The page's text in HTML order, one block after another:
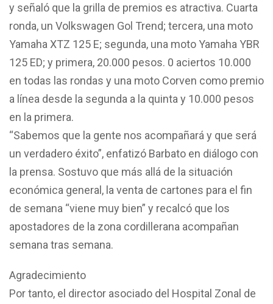
y señaló que la grilla de premios es atractiva. Cuarta
ronda, un Volkswagen Gol Trend; tercera, una moto
Yamaha XTZ 125 E; segunda, una moto Yamaha YBR
125 ED; y primera, 20.000 pesos. 0 aciertos 10.000
en todas las rondas y una moto Corven como premio
a línea desde la segunda a la quinta y 10.000 pesos
en la primera.
“Sabemos que la gente nos acompañará y que será
un verdadero éxito”, enfatizó Barbato en diálogo con
la prensa. Sostuvo que más allá de la situación
económica general, la venta de cartones para el fin
de semana “viene muy bien” y recalcó que los
apostadores de la zona cordillerana acompañan
semana tras semana.
Agradecimiento
Por tanto, el director asociado del Hospital Zonal de